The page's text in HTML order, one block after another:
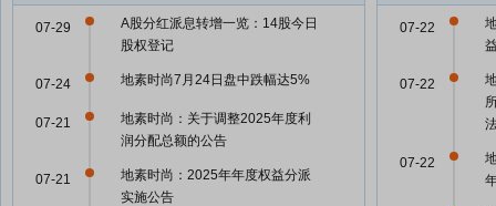
A股分红派息转增一览：14股今日
股权登记
07-29
地素时尚7月24日盘中跌幅达5%
07-24
地素时尚：关于调整2025年度利
润分配总额的公告
07-21
地素时尚：2025年年度权益分派
实施公告
07-21
07-22
07-22
07-22